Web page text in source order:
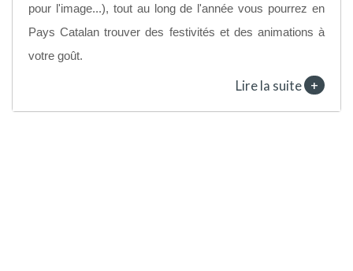
pour l'image...), tout au long de l'année vous pourrez en
Pays Catalan trouver des festivités et des animations à
votre goût.
Lire la suite +